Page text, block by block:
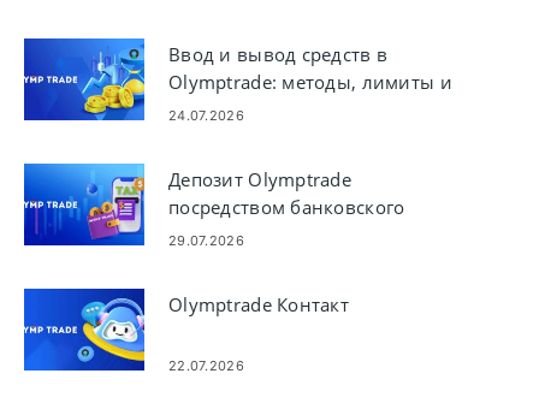
Ввод и вывод средств в
Olymptrade: методы, лимиты и
время обработки
24.07.2026
Депозит Olymptrade
посредством банковского
перевода: методы, лимиты и
29.07.2026
Olymptrade Контакт
22.07.2026